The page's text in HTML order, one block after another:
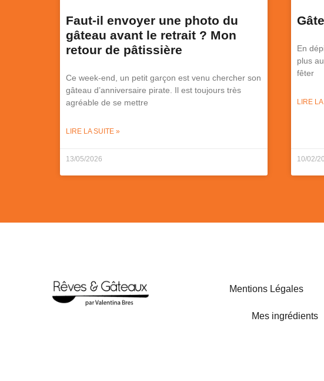
Faut-il envoyer une photo du
gâteau avant le retrait ? Mon
retour de pâtissière
Ce week-end, un petit garçon est venu chercher son
gâteau d’anniversaire pirate. Il est toujours très
agréable de se mettre
LIRE LA SUITE »
13/05/2026
En
plus
fêter
LIRE
10/02/
Mentions Légales
Mes ingrédients